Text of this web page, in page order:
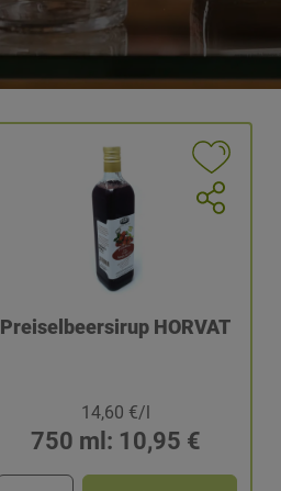
Preiselbeersirup HORVAT
14,60 €/l
750 ml: 10,95 €